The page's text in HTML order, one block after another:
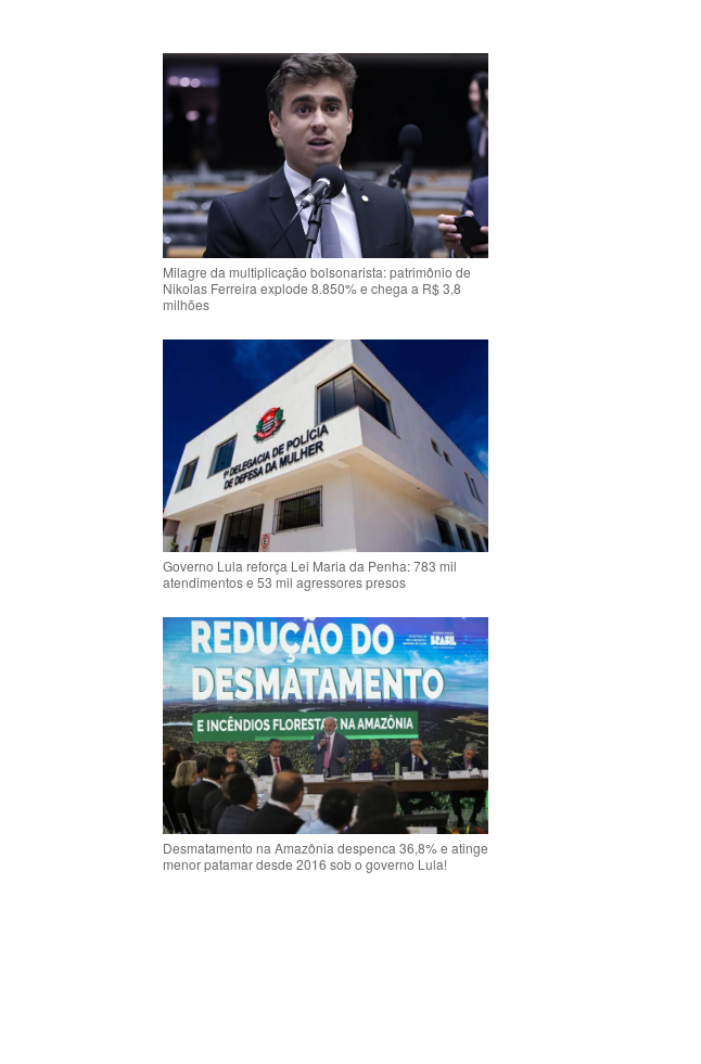
Milagre da multiplicação bolsonarista: patrimônio de
Nikolas Ferreira explode 8.850% e chega a R$ 3,8
milhões
Governo Lula reforça Lei Maria da Penha: 783 mil
atendimentos e 53 mil agressores presos
Desmatamento na Amazônia despenca 36,8% e atinge
menor patamar desde 2016 sob o governo Lula!